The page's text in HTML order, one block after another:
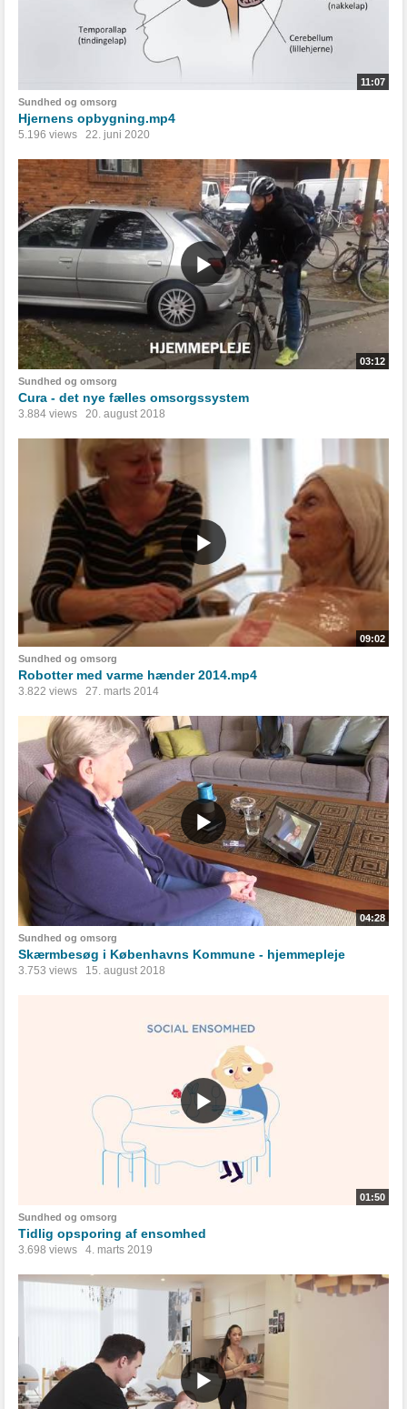
11:07
Sundhed og omsorg
Hjernens opbygning.mp4
5.196 views 22. juni 2020
03:12
Sundhed og omsorg
Cura - det nye fælles omsorgssystem
3.884 views 20. august 2018
09:02
Sundhed og omsorg
Robotter med varme hænder 2014.mp4
3.822 views 27. marts 2014
04:28
Sundhed og omsorg
Skærmbesøg i Københavns Kommune - hjemmepleje
3.753 views 15. august 2018
01:50
Sundhed og omsorg
Tidlig opsporing af ensomhed
3.698 views 4. marts 2019